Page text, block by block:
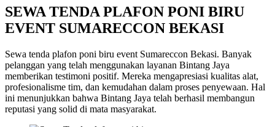
SEWA TENDA PLAFON PONI BIRU
EVENT SUMARECCON BEKASI
Sewa tenda plafon poni biru event Sumareccon Bekasi. Banyak
pelanggan yang telah menggunakan layanan Bintang Jaya
memberikan testimoni positif. Mereka mengapresiasi kualitas alat,
profesionalisme tim, dan kemudahan dalam proses penyewaan. Hal
ini menunjukkan bahwa Bintang Jaya telah berhasil membangun
reputasi yang solid di mata masyarakat.